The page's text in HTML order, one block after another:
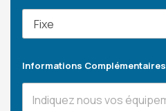
Informations Complémentaires